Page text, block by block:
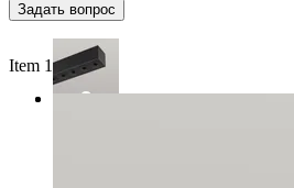
Задать вопрос
Item 1 of 2